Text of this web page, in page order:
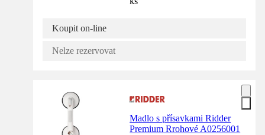
Koupit on-line
Nelze rezervovat
Madlo s přísavkami Ridder
Premium Rrohové A0256001